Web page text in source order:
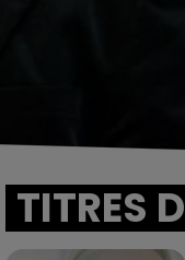
TITRES